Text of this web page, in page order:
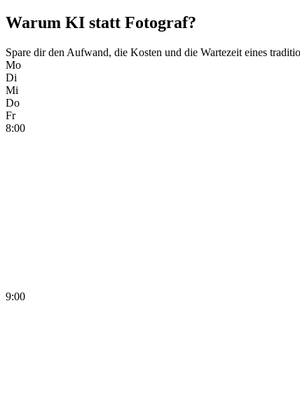
Warum KI statt Fotograf?
Spare dir den Aufwand, die Kosten und die Wartezeit eines
Mo
Di
Mi
Do
Fr
8:00
9:00